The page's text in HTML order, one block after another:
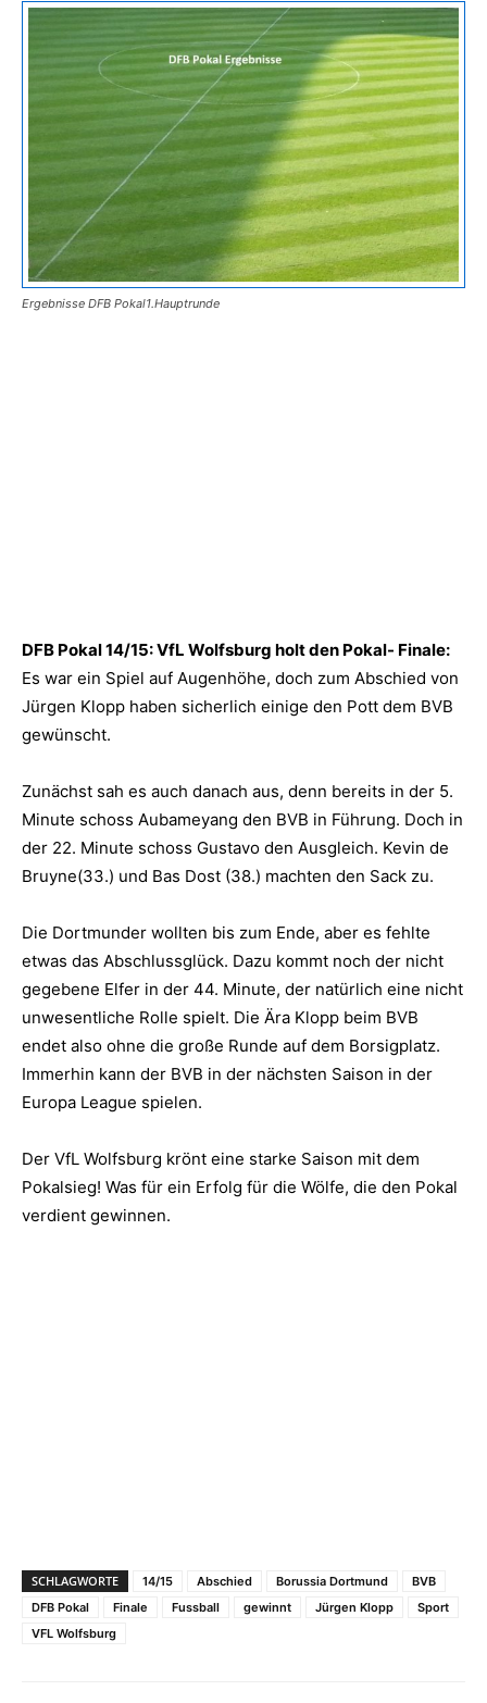
Ergebnisse DFB Pokal1.Hauptrunde
DFB Pokal 14/15: VfL Wolfsburg holt den Pokal- Finale:
Es war ein Spiel auf Augenhöhe, doch zum Abschied von
Jürgen Klopp haben sicherlich einige den Pott dem BVB
gewünscht.
Zunächst sah es auch danach aus, denn bereits in der 5.
Minute schoss Aubameyang den BVB in Führung. Doch in
der 22. Minute schoss Gustavo den Ausgleich. Kevin de
Bruyne(33.) und Bas Dost (38.) machten den Sack zu.
Die Dortmunder wollten bis zum Ende, aber es fehlte
etwas das Abschlussglück. Dazu kommt noch der nicht
gegebene Elfer in der 44. Minute, der natürlich eine nicht
unwesentliche Rolle spielt. Die Ära Klopp beim BVB
endet also ohne die große Runde auf dem Borsigplatz.
Immerhin kann der BVB in der nächsten Saison in der
Europa League spielen.
Der VfL Wolfsburg krönt eine starke Saison mit dem
Pokalsieg! Was für ein Erfolg für die Wölfe, die den Pokal
verdient gewinnen.
SCHLAGWORTE 14/15 Abschied Borussia Dortmund
BVB
DFB Pokal
Finale Fussball gewinnt Jürgen Klopp
Sport
VFL Wolfsburg